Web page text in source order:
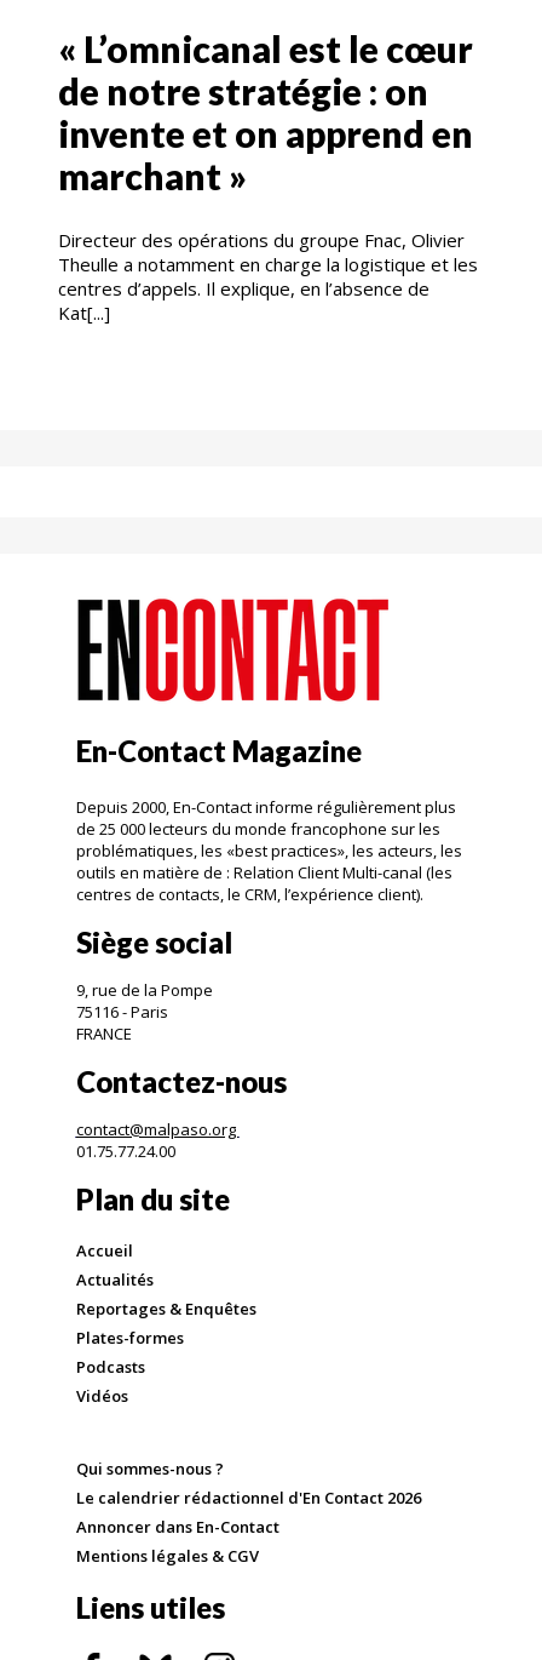
« L’omnicanal est le cœur
de notre stratégie : on
invente et on apprend en
marchant »
Directeur des opérations du groupe Fnac, Olivier
Theulle a notamment en charge la logistique et les
centres d’appels. Il explique, en l’absence de
Kat[...]
En-Contact Magazine
Depuis 2000, En-Contact informe régulièrement plus
de 25 000 lecteurs du monde francophone sur les
problématiques, les «best practices», les acteurs, les
outils en matière de : Relation Client Multi-canal (les
centres de contacts, le CRM, l’expérience client).
Siège social
9, rue de la Pompe
75116 - Paris
FRANCE
Contactez-nous
contact@malpaso.org
01.75.77.24.00
Plan du site
Accueil
Actualités
Reportages & Enquêtes
Plates-formes
Podcasts
Vidéos
Qui sommes-nous ?
Le calendrier rédactionnel d'En Contact 2026
Annoncer dans En-Contact
Mentions légales & CGV
Liens utiles